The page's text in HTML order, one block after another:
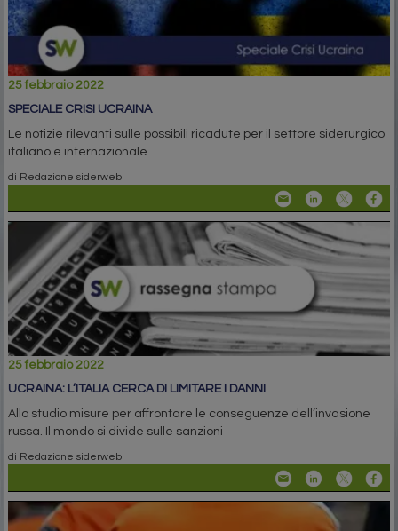
25 febbraio 2022
SPECIALE CRISI UCRAINA
Le notizie rilevanti sulle possibili ricadute per il settore siderurgico
italiano e internazionale
di Redazione siderweb
25 febbraio 2022
UCRAINA: L’ITALIA CERCA DI LIMITARE I DANNI
Allo studio misure per affrontare le conseguenze dell’invasione
russa. Il mondo si divide sulle sanzioni
di Redazione siderweb